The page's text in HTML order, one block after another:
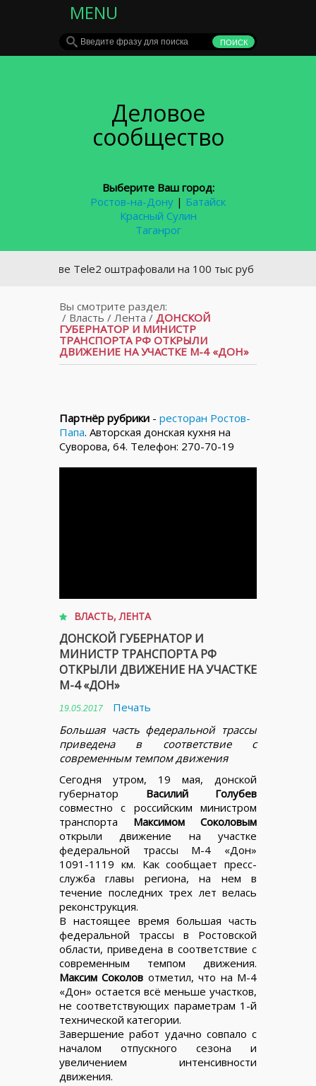
MENU
Деловое
сообщество
Выберите Ваш город:
Ростов-на-Дону | Батайск
Красный Сулин
Таганрог
Tele2 оштрафовали на 100 тыс руб за спам
Вы смотрите раздел:
/ Власть / Лента / ДОНСКОЙ
ГУБЕРНАТОР И МИНИСТР
ТРАНСПОРТА РФ ОТКРЫЛИ
ДВИЖЕНИЕ НА УЧАСТКЕ М-4 «ДОН»
Партнёр рубрики - ресторан Ростов-
Папа. Авторская донская кухня на
Суворова, 64. Телефон: 270-70-19
ВЛАСТЬ,ЛЕНТА
ДОНСКОЙ ГУБЕРНАТОР И
МИНИСТР ТРАНСПОРТА РФ
ОТКРЫЛИ ДВИЖЕНИЕ НА УЧАСТКЕ
М-4 «ДОН»
19.05.2017
Печать
Большая часть федеральной трассы
приведена в соответствие с
современным темпом движения
Сегодня утром, 19 мая, донской
губернатор Василий Голубев
совместно с российским министром
транспорта Максимом Соколовым
открыли движение на участке
федеральной трассы М-4 «Дон»
1091-1119 км. Как сообщает пресс-
служба главы региона, на нем в
течение последних трех лет велась
реконструкция.
В настоящее время большая часть
федеральной трассы в Ростовской
области, приведена в соответствие с
современным темпом движения.
Максим Соколов отметил, что на М-4
«Дон» остается всё меньше участков,
не соответствующих параметрам 1-й
технической категории.
Завершение работ удачно совпало с
началом отпускного сезона и
увеличением интенсивности
движения.